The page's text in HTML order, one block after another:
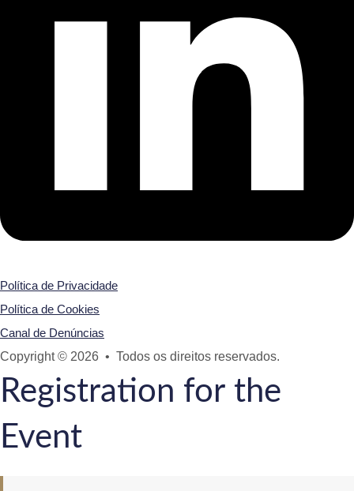
Política de Privacidade
Política de Cookies
Canal de Denúncias
Copyright © 2026 • Todos os direitos reservados.
Registration for the
Event